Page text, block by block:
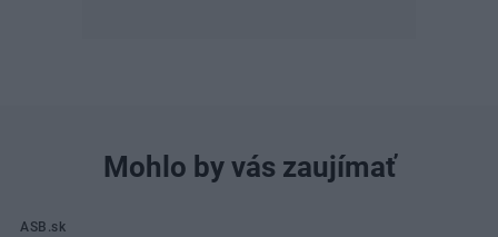
Mohlo by vás zaujímať
ASB.sk